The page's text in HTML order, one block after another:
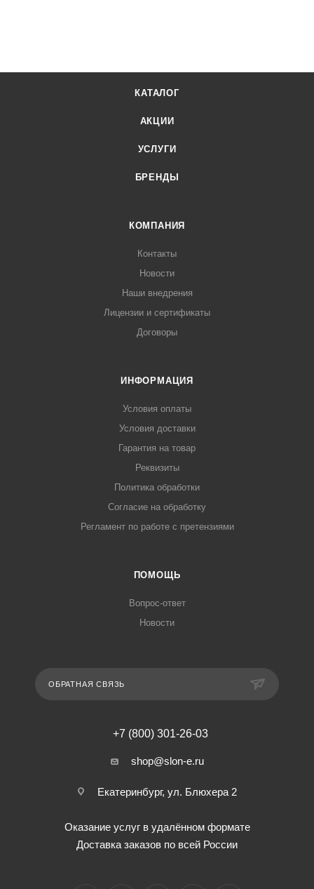
КАТАЛОГ
АКЦИИ
УСЛУГИ
БРЕНДЫ
КОМПАНИЯ
Контакты
Новости
Наши внедрения
Лицензии и сертификаты
Договоры
ИНФОРМАЦИЯ
Условия оплаты
Условия доставки
Гарантия на товар
Реквизиты
Политика обработки
Согласие на обработку
Регламент по работе с претензиями
ПОМОЩЬ
Вопрос-ответ
Новости
ОБРАТНАЯ СВЯЗЬ
+7 (800) 301-26-03
shop@slon-e.ru
Екатеринбург, ул. Блюхера 2
Оказание услуг в удалённом формате
Доставка заказов по всей России